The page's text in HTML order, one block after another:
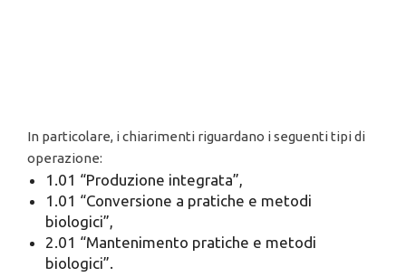
In particolare, i chiarimenti riguardano i seguenti tipi di
operazione:
1.01 “Produzione integrata”,
1.01 “Conversione a pratiche e metodi
biologici”,
2.01 “Mantenimento pratiche e metodi
biologici”.